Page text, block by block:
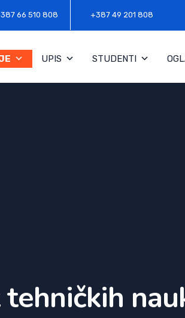
66 510 808 +387 49 201 808
UPIS STUDENTI